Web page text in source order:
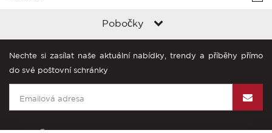
Pobočky
Nechte si zasílat naše aktuální nabídky, trendy a příběhy přímo
do své poštovní schránky